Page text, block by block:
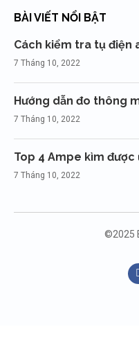
BÀI VIẾT NỔI BẬT
Cách kiểm tra tụ điện
7 Tháng 10, 2022
Hướng dẫn đo thông
7 Tháng 10, 2022
Top 4 Ampe kìm được
7 Tháng 10, 2022
©2025